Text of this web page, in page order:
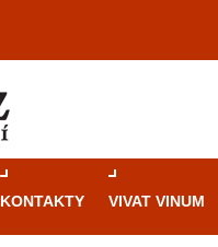
KONTAKTY VIVAT VINUM